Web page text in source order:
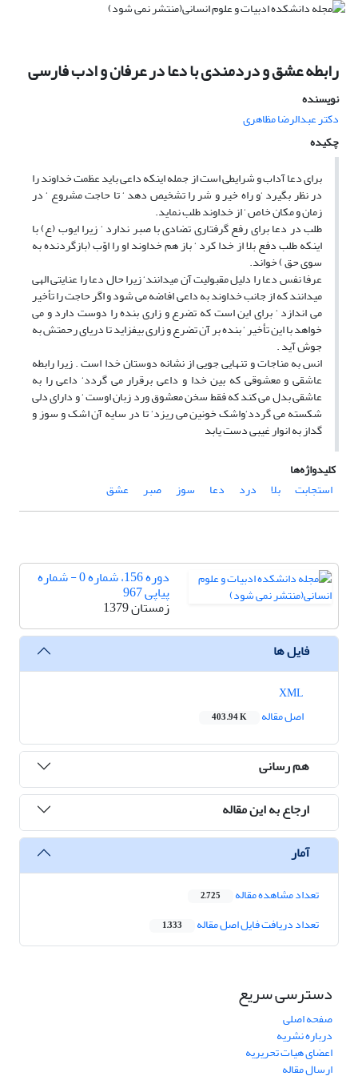
رابطه عشق و دردمندی با دعا در عرفان و ادب فارسی
نویسنده
دکتر عبدالرضا مظاهری
چکیده
برای دعا آداب و شرایطی است از جمله اینکه داعی باید عظمت خداوند را
در نظر بگیرد ‘و راه خیر و شر را تشخیص دهد ‘ تا حاجت مشروع ‘ در
زمان و مکان خاص ‘ از خداوند طلب نماید.
طلب در دعا برای رفع گرفتاری تضادی با صبر ندارد ‘ زیرا ایوب (ع) با
اینکه طلب دفع بلا از خدا کرد ‘ باز هم خداوند او را اوّب (بازگردنده به
سوی حق ) خواند.
عرفا نفس دعا را دلیل مقبولیت آن میدانند‘ زیرا حال دعا را عنایتی الهی
میدانند که از جانب خداوند به داعی افاضه می شود و اگر حاجت را تأخیر
می اندازد ‘ برای این است که تضرع و زاری بنده را دوست دارد و می
خواهد با این تأخیر ‘ بنده بر آن تضرع و زاری بیفزاید تا دریای رحمتش به
جوش آید .
انس به مناجات و تنهایی جویی از نشانه دوستان خدا است . زیرا رابطه
عاشقی و معشوقی که بین خدا و داعی برقرار می گردد‘ داعی را به
عاشقی بدل می کند که فقط سخن معشوق ورد زبان اوست ‘ و دارای دلی
شکسته می گردد‘واشک خونین می ریزد‘ تا در سایه آن اشک و سوز و
گداز به انوار غیبی دست یابد
کلیدواژه‌ها
استجابت
بلا درد دعا سوز صبر عشق
دوره 156، شماره 0 - شماره
پیاپی 967
زمستان 1379
فایل ها
اصل مقاله
403.94 K
هم رسانی
ارجاع به این مقاله
آمار
تعداد مشاهده مقاله 2,725
تعداد دریافت فایل اصل مقاله 1,333
دسترسی سریع
صفحه اصلی
درباره نشریه
اعضای هیات تحریریه
ارسال مقاله